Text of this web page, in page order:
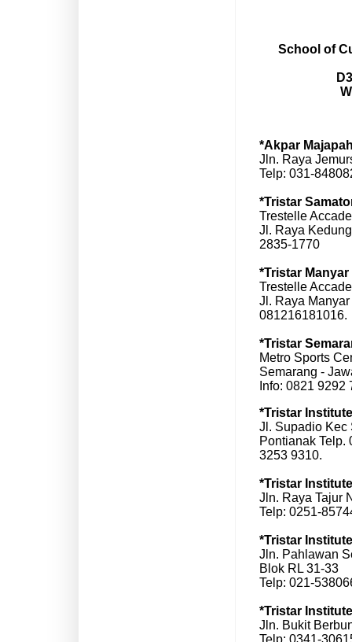
School of
*Akpar
Jln. Raya
Telp: 031-
*Tristar
Trestelle
Jl. Raya
2835-1770
*Tristar Manyar
Trestelle
Jl. Raya
081216181016.
*Tristar
Metro Sports
Semarang -
Info: 0821 9292
*Tristar
Jl. Supadio Kec
Pontianak Telp.
3253 9310.
*Tristar
Jln. Raya Tajur
Telp: 0251-
*Tristar
Jln. Pahlawan
Blok RL 31-33
Telp: 021-
*Tristar
Jln. Bukit
Telp: 0341-